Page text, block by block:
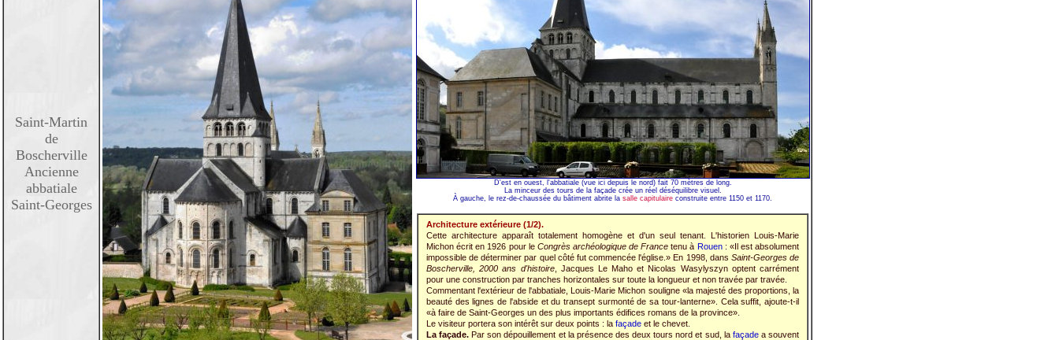
Saint-Martin
de
Boscherville
Ancienne
abbatiale
Saint-Georges
D'est en ouest, l'abbatiale (vue ici depuis le nord) fait 70 mètres de long.
La minceur des tours de la façade crée un réel déséquilibre visuel.
À gauche, le rez-de-chaussée du bâtiment abrite la salle capitulaire construite entre 1150 et 1170.
Architecture extérieure (1/2).
Cette architecture apparaît totalement homogène et d'un seul tenant. L'historien Louis-Marie
Michon écrit en 1926 pour le Congrès archéologique de France tenu à Rouen: «Il est absolument
impossible de déterminer par quel côté fut commencée l'église.» En 1998, dans Saint-Georges de
Boscherville, 2000 ans d'histoire, Jacques Le Maho et Nicolas Wasylyszyn optent carrément
pour une construction par tranches horizontales sur toute la longueur et non travée par travée.
Commentant l'extérieur de l'abbatiale, Louis-Marie Michon souligne «la majesté des proportions, la
beauté des lignes de l'abside et du transept surmonté de sa tour-lanterne». Cela suffit, ajoute-t-il
«à faire de Saint-Georges un des plus importants édifices romans de la province».
Le visiteur portera son intérêt sur deux points : la façade et le chevet.
La façade. Par son dépouillement et la présence des deux tours nord et sud, la façadea souvent